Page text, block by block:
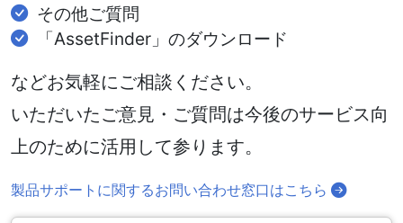
その他ご質問
「AssetFinder」のダウンロード
などお気軽にご相談ください。
いただいたご意見・ご質問は今後のサービス向
上のために活用して参ります。
製品サポートに関するお問い合わせ窓口はこちら